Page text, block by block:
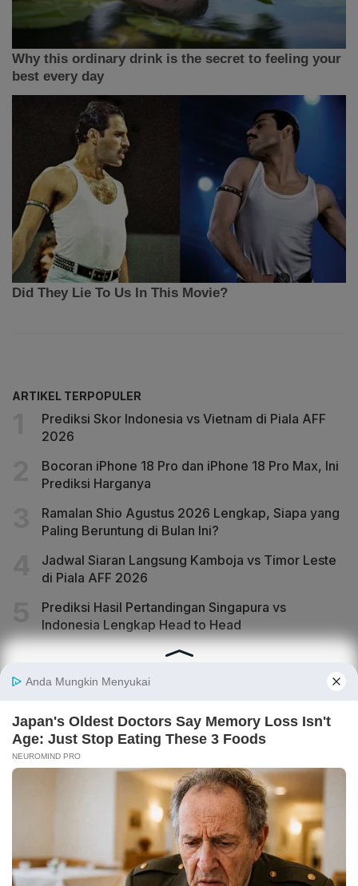
ARTIKEL TERPOPULER
Prediksi Skor Indonesia vs Vietnam di Piala AFF
2026
Bocoran iPhone 18 Pro dan iPhone 18 Pro Max, Ini
Prediksi Harganya
Ramalan Shio Agustus 2026 Lengkap, Siapa yang
Paling Beruntung di Bulan Ini?
Jadwal Siaran Langsung Kamboja vs Timor Leste
di Piala AFF 2026
Prediksi Hasil Pertandingan Singapura vs
Indonesia Lengkap Head to Head
IHSG Turun ke 6.343, Saham DSSA, TPIA, BUMI,
BNBR Diburu Investor
Menilik Kans Emiten Grup Bakrie BNBR, BUMI,
VKTR, MDIA Usai Lonjakan Harga Saham
Investor Asing Net Buy Rp 273 M: Lepas Saham
BBCA dan EMAS, Borong DSSA
Manajemen Ungkap Kabar Terbaru soal Rencana